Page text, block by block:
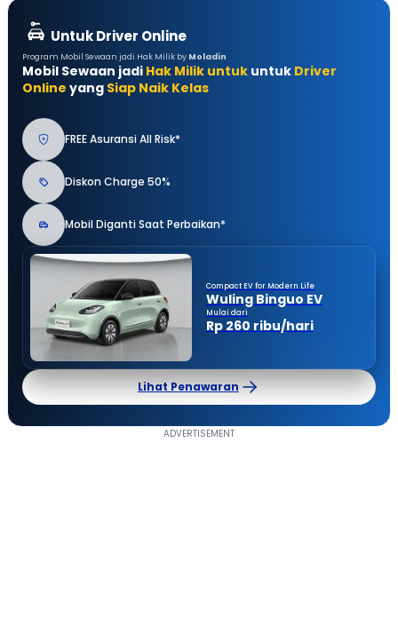
Untuk Driver Online
Program Mobil Sewaan jadi Hak Milik by Moladin
Mobil Sewaan jadi Hak Milik untuk untuk Driver
Online yang Siap Naik Kelas
FREE Asuransi All Risk*
Diskon Charge 50%
Mobil Diganti Saat Perbaikan*
Compact EV for Modern Life
Wuling Binguo EV
Mulai dari
Rp 260 ribu/hari
Lihat Penawaran